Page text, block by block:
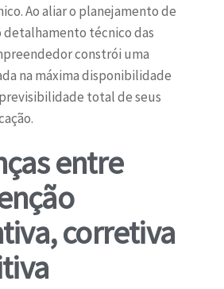
Ao aliar o planejamento de
detalhamento técnico das
constrói uma
na máxima disponibilidade
total de seus
entre
corretiva